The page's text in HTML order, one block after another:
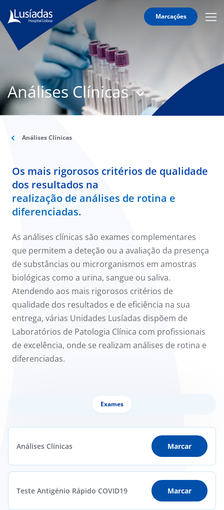
Marcações
Lusíadas
Hospitais
e
Clínicas
Clínico
Acordos
Sport
Análises Clínicas
Análises Clínicas
Os mais rigorosos critérios de qualidade
dos resultados na
realização de análises de rotina e
diferenciadas.
As análises clínicas são exames complementares
que permitem a deteção ou a avaliação da presença
de substâncias ou microrganismos em amostras
biológicas como a urina, sangue ou saliva.
Atendendo aos mais rigorosos critérios de
qualidade dos resultados e de eficiência na sua
entrega, várias Unidades Lusíadas dispõem de
Laboratórios de Patologia Clínica com profissionais
de excelência, onde se realizam análises de rotina e
diferenciadas.
Exames
Análises Clínicas Marcar
Teste Antigénio Rápido COVID19 Marcar